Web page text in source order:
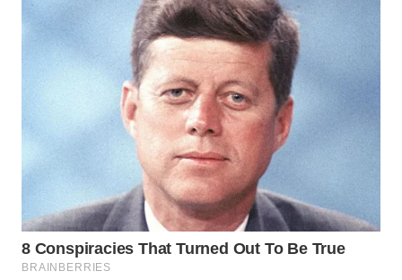
MAJALENGKA
SUBANG
WN
SUKABUMI
WN
PURWAKARTA